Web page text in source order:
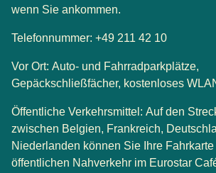
wenn Sie ankommen.
Telefonnummer: +49 211 42 10
Vor Ort: Auto- und Fahrradparkplätze,
Gepäckschließfächer, kostenloses
Öffentliche Verkehrsmittel: Auf den
zwischen Belgien, Frankreich,
Niederlanden können Sie Ihre Fahrkarte
öffentlichen Nahverkehr im Eurostar